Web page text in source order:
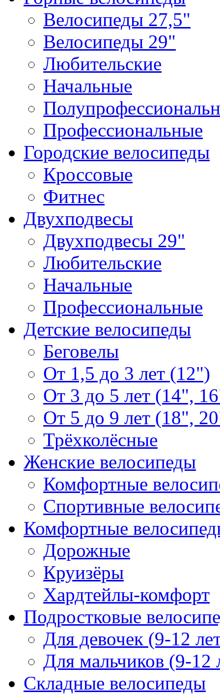
Велосипеды 27,5"
Велосипеды 29"
Любительские
Начальные
Профессиональные
Городские велосипеды
Кроссовые
Фитнес
Двухподвесы
Двухподвесы 29"
Любительские
Начальные
Профессиональные
Детские велосипеды
Беговелы
От 1,5 до 3 лет (12")
От 3 до 5 лет (14",
От 5 до 9 лет (18",
Трёхколёсные
Женские велосипеды
Комфортные
Спортивные
Комфортные
Дорожные
Круизёры
Хардтейлы-комфорт
Подростковые
Для девочек (9-12
Для мальчиков (9-12
Складные велосипеды